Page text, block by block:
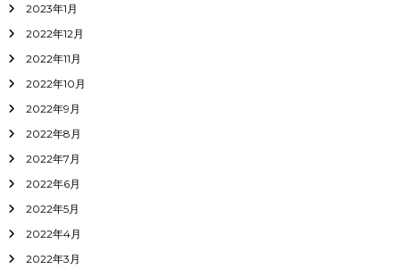
2023年1月
2022年12月
2022年11月
2022年10月
2022年9月
2022年8月
2022年7月
2022年6月
2022年5月
2022年4月
2022年3月